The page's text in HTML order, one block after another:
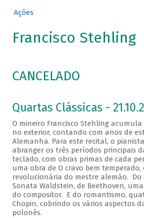
Ações
Francisco Stehling
CANCELADO
Quartas Clássicas -
O mineiro Francisco Stehling
no exterior, contando com anos de
Alemanha. Para este recital, o
abranger os três períodos principais
teclado, com obras primas de cada
uma obra de O cravo bem temperado,
revolucionária do mestre alemão. Do
Sonata Waldstein, de Beethoven,
do compositor. E do romantismo,
Chopin, cobrindo os vários aspectos
polonês.